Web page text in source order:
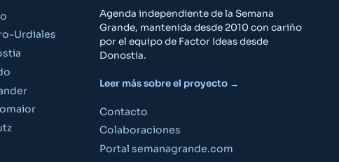
Urdiales
Agenda independiente de la Semana
Grande, mantenida desde 2010 con cariño
por el equipo de Factor Ideas desde
Donostia.
Leer más sobre el proyecto →
Contacto
Colaboraciones
Portal semanagrande.com